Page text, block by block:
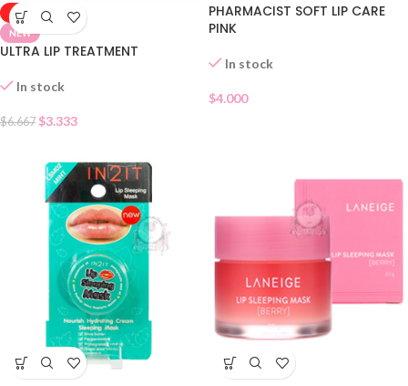
-50%
NEW
ULTRA LIP TREATMENT
In stock
$6.667 $3.333
PHARMACIST SOFT LIP CARE
PINK
In stock
$4.000